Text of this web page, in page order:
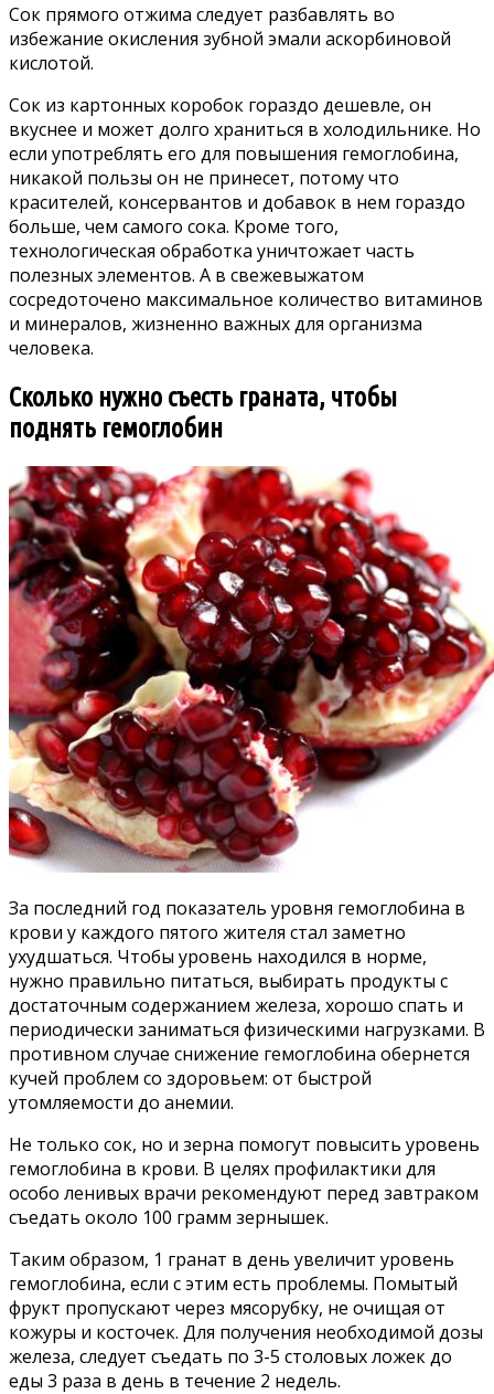
Сок прямого отжима следует разбавлять во
избежание окисления зубной эмали аскорбиновой
кислотой.
Сок из картонных коробок гораздо дешевле, он
вкуснее и может долго храниться в холодильнике. Но
если употреблять его для повышения гемоглобина,
никакой пользы он не принесет, потому что
красителей, консервантов и добавок в нем гораздо
больше, чем самого сока. Кроме того,
технологическая обработка уничтожает часть
полезных элементов. А в свежевыжатом
сосредоточено максимальное количество витаминов
и минералов, жизненно важных для организма
человека.
Сколько нужно съесть граната, чтобы
поднять гемоглобин
За последний год показатель уровня гемоглобина в
крови у каждого пятого жителя стал заметно
ухудшаться. Чтобы уровень находился в норме,
нужно правильно питаться, выбирать продукты с
достаточным содержанием железа, хорошо спать и
периодически заниматься физическими нагрузками. В
противном случае снижение гемоглобина обернется
кучей проблем со здоровьем: от быстрой
утомляемости до анемии.
Не только сок, но и зерна помогут повысить уровень
гемоглобина в крови. В целях профилактики для
особо ленивых врачи рекомендуют перед завтраком
съедать около 100 грамм зернышек.
Таким образом, 1 гранат в день увеличит уровень
гемоглобина, если с этим есть проблемы. Помытый
фрукт пропускают через мясорубку, не очищая от
кожуры и косточек. Для получения необходимой дозы
железа, следует съедать по 3-5 столовых ложек до
еды 3 раза в день в течение 2 недель.